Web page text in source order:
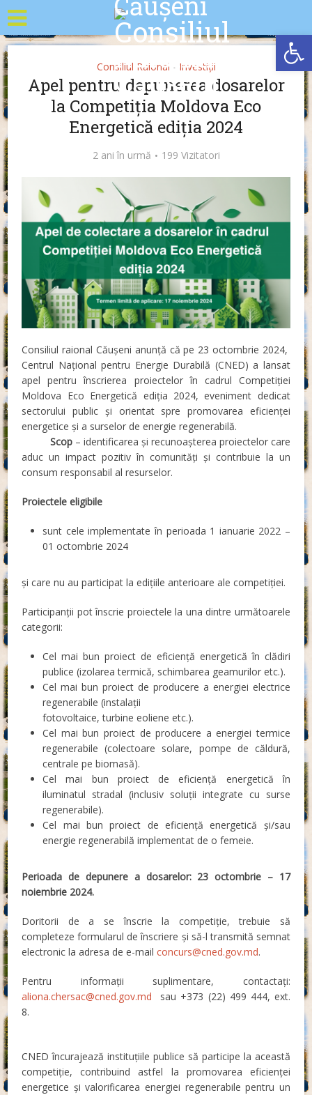
Consiliul Raional • Investiții
Apel pentru depunerea dosarelor
la Competiția Moldova Eco
Energetică ediția 2024
2 ani în urmă 199 Vizitatori
Consiliul raional Căușeni anunță că pe 23 octombrie 2024,
Centrul Național pentru Energie Durabilă (CNED) a lansat
apel pentru înscrierea proiectelor în cadrul Competiției
Moldova Eco Energetică ediția 2024, eveniment dedicat
sectorului public și orientat spre promovarea eficienței
energetice și a surselor de energie regenerabilă.
Scop– identificarea și recunoașterea proiectelor care
aduc un impact pozitiv în comunități și contribuie la un
consum responsabil al resurselor.
Proiectele eligibile
sunt cele implementate în perioada 1 ianuarie 2022 –
01 octombrie 2024
și care nu au participat la edițiile anterioare ale competiției.
Participanții pot înscrie proiectele la una dintre următoarele
categorii:
Cel mai bun proiect de eficiență energetică în clădiri
publice (izolarea termică, schimbarea geamurilor etc.).
Cel mai bun proiect de producere a energiei electrice
regenerabile (instalații
fotovoltaice, turbine eoliene etc.).
Cel mai bun proiect de producere a energiei termice
regenerabile (colectoare solare, pompe de căldură,
centrale pe biomasă).
Cel mai bun proiect de eficiență energetică în
iluminatul stradal (inclusiv soluții integrate cu surse
regenerabile).
Cel mai bun proiect de eficiență energetică și/sau
energie regenerabilă implementat de o femeie.
Perioada de depunere a dosarelor: 23 octombrie – 17
noiembrie 2024.
Doritorii de a se înscrie la competiție, trebuie să
completeze formularul de înscriere și să-l transmită semnat
electronic la adresa de e-mailconcurs@cned.gov.md.
Pentru informații suplimentare, contactați:
aliona.chersac@cned.gov.md
sau +373 (22) 499 444, ext.
8.
CNED încurajează instituțiile publice să participe la această
competiție, contribuind astfel la promovarea eficienței
energetice și valorificarea energiei regenerabile pentru un